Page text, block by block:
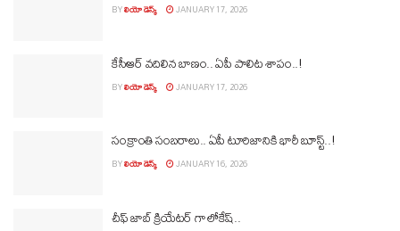
BYలియో డెస్క్ JANUARY 17, 2026
కేసీఆర్‌ వదిలిన బాణం.. ఏపీ పాలిట శాపం..!
BYలియో డెస్క్ JANUARY 17, 2026
సంక్రాంతి సంబరాలు.. ఏపీ టూరిజానికి భారీ బూస్ట్‌..!
BYలియో డెస్క్ JANUARY 16, 2026
చీఫ్ జాబ్ క్రియేటర్ గా లోకేష్..